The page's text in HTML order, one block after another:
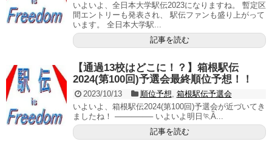
いよいよ、全日本大学駅伝2023になりますね。 暫定区
間エントリーも発表され、 駅伝ファンも盛り上がって
います。 全日本大学駅...
記事を読む
【通過13校はどこに！？】箱根駅伝
2024(第100回)予選会最終順位予想！！
2023/10/13 順位予想, 箱根駅伝予選会
いよいよ、箱根駅伝2024(第100回)予選会が近づいてき
ましたね！ ─────── いよいよ明日🏃Ȁ...
記事を読む